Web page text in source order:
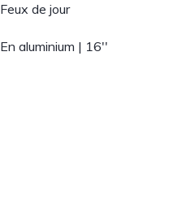
Feux de jour
En aluminium | 16''